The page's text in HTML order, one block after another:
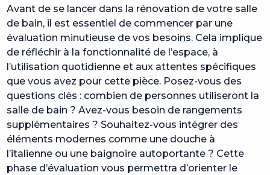
Avant de se lancer dans la rénovation de votre salle
de bain, il est essentiel de commencer par une
évaluation minutieuse de vos besoins. Cela implique
de réfléchir à la fonctionnalité de l’espace, à
l’utilisation quotidienne et aux attentes spécifiques
que vous avez pour cette pièce. Posez-vous des
questions clés : combien de personnes utiliseront la
salle de bain ? Avez-vous besoin de rangements
supplémentaires ? Souhaitez-vous intégrer des
éléments modernes comme une douche à
l’italienne ou une baignoire autoportante ? Cette
phase d’évaluation vous permettra d’orienter le